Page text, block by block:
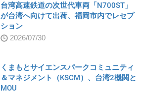
台湾高速鉄道の次世代車両「N700ST」
が台湾へ向けて出荷、福岡市内でレセプ
ション
2026/07/30
くまもとサイエンスパークコミュニティ
＆マネジメント（KSCM）、台湾2機関と
MOU